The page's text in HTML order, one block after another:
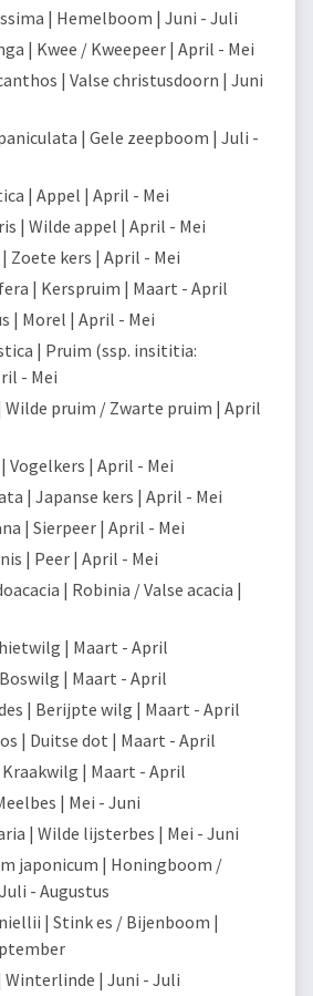
| Hemelboom | Juni - Juli
| Kwee / Kweepeer | April - Mei
| Valse christusdoorn | Juni
| Gele zeepboom | Juli -
| Appel | April - Mei
| Wilde appel | April - Mei
Zoete kers | April - Mei
| Kerspruim | Maart - April
| Morel | April - Mei
| Pruim (ssp. insititia:
- Mei
Wilde pruim / Zwarte pruim | April
Vogelkers | April - Mei
| Japanse kers | April - Mei
| Sierpeer | April - Mei
| Peer | April - Mei
| Robinia / Valse acacia |
| Maart - April
| Maart - April
| Berijpte wilg | Maart - April
| Duitse dot | Maart - April
| Maart - April
| Mei - Juni
| Wilde lijsterbes | Mei - Juni
japonicum | Honingboom /
- Augustus
| Stink es / Bijenboom |
Winterlinde | Juni - Juli